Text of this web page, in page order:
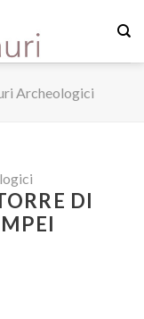
Archeologici
DI